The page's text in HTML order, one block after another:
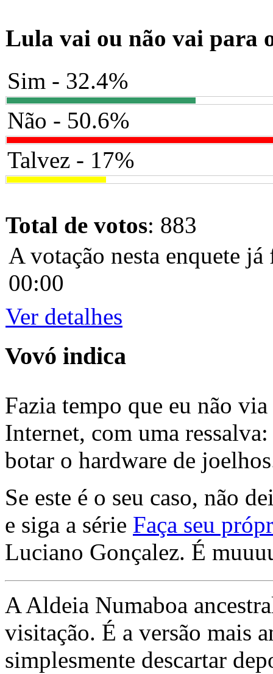
Lula vai ou não vai para
Sim - 32.4%
Não - 50.6%
Talvez - 17%
Total de votos: 883
A votação nesta enquete
00:00
Ver detalhes
Vovó indica
Fazia tempo que eu não
Internet, com uma
botar o hardware de
Se este é o seu caso, não
e siga a série Faça seu
Luciano Gonçalez. É
A Aldeia Numaboa
visitação. É a versão mais
simplesmente descartar